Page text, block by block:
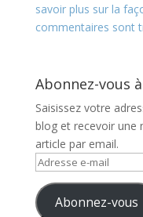
savoir plus sur la
commentaires sont
Abonnez-vous
Saisissez votre
blog et recevoir une
article par email.
Adresse
mail Abonnez-vous